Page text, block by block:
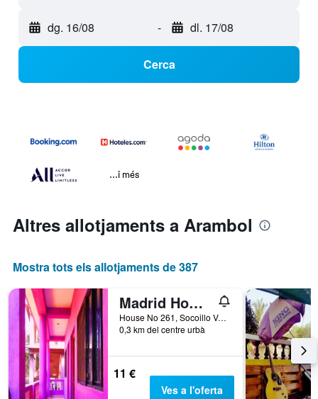
dg. 16/08 - dl. 17/08
Cerca
...i més
Altres allotjaments a Arambol
Mostra tots els allotjaments de 387
Madrid Home Goa 2 min walk to Beach
House No 261, Socoillo Vado, Arambol Beach Road, Arambol, Índia
0,3 km del centre urbà
11 €
Ves a l'oferta